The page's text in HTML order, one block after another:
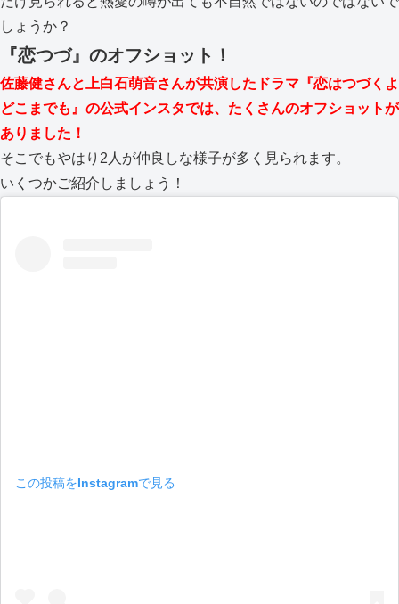
しょうか？
『恋つづ』のオフショット！
佐藤健さんと上白石萌音さんが共演したドラマ『恋はつづくよ
どこまでも』の公式インスタでは、たくさんのオフショットが
ありました！
そこでもやはり2人が仲良しな様子が多く見られます。
いくつかご紹介しましょう！
この投稿をInstagramで見る